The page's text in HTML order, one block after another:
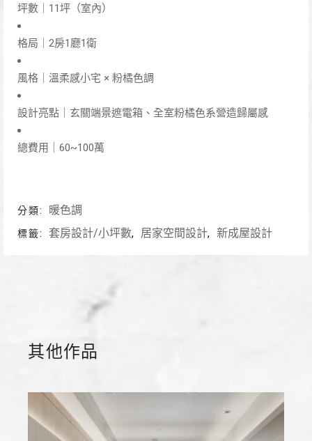
坪數｜11坪（室內）
格局｜2房1廳1衛
風格｜溫柔感小宅 × 粉橘色調
設計亮點｜玄關端景遮電箱、全室粉橘色系營造歸屬感
總費用｜60~100萬
分類: 暖色調
標籤: 套房設計/小坪數, 居家空間設計, 新成屋設計
其他作品